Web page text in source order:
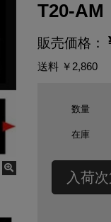
T20-AM
販売価格：
送料 ￥2,860
数量
在庫
入荷